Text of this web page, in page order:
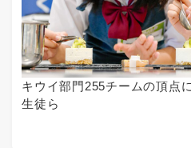
キウイ部門255チームの頂点
生徒ら